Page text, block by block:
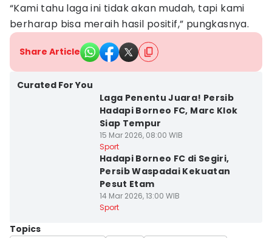
“Kami tahu laga ini tidak akan mudah, tapi kami
berharap bisa meraih hasil positif,” pungkasnya.
Share Article
Curated For You
Laga Penentu Juara! Persib
Hadapi Borneo FC, Marc Klok
Siap Tempur
15 Mar 2026, 08:00 WIB
Sport
Hadapi Borneo FC di Segiri,
Persib Waspadai Kekuatan
Pesut Etam
14 Mar 2026, 13:00 WIB
Sport
Topics